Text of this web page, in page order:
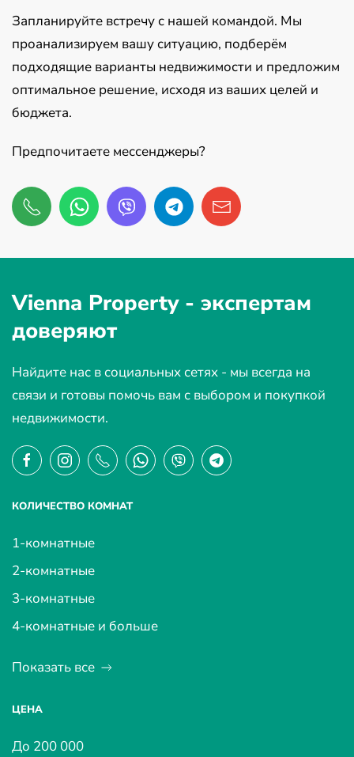
Запланируйте встречу с нашей командой. Мы
проанализируем вашу ситуацию, подберём
подходящие варианты недвижимости и предложим
оптимальное решение, исходя из ваших целей и
бюджета.
Предпочитаете мессенджеры?
Vienna Property - экспертам
доверяют
Найдите нас в социальных сетях - мы всегда на
связи и готовы помочь вам с выбором и покупкой
недвижимости.
КОЛИЧЕСТВО КОМНАТ
1-комнатные
2-комнатные
3-комнатные
4-комнатные и больше
Показать все
ЦЕНА
До 200 000